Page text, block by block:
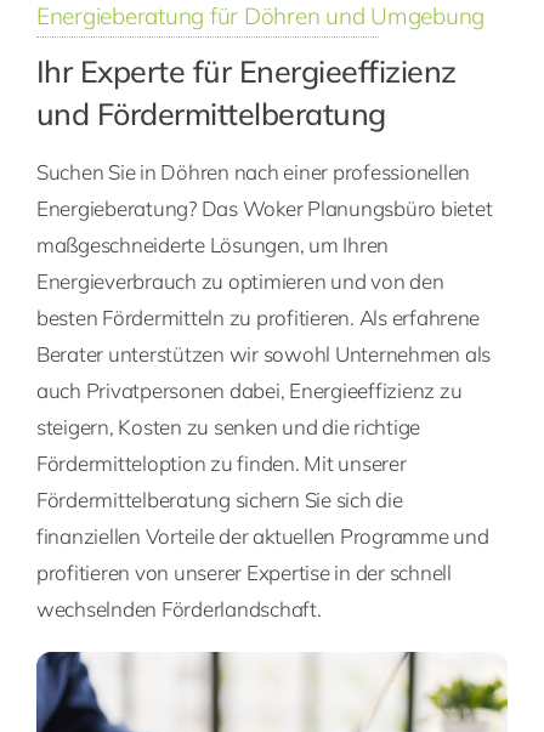
Energieberatung für Döhren und Umgebung
Ihr Experte für Energieeffizienz
und Fördermittelberatung
Suchen Sie in Döhren nach einer professionellen
Energieberatung? Das Woker Planungsbüro bietet
maßgeschneiderte Lösungen, um Ihren
Energieverbrauch zu optimieren und von den
besten Fördermitteln zu profitieren. Als erfahrene
Berater unterstützen wir sowohl Unternehmen als
auch Privatpersonen dabei, Energieeffizienz zu
steigern, Kosten zu senken und die richtige
Fördermitteloption zu finden. Mit unserer
Fördermittelberatung sichern Sie sich die
finanziellen Vorteile der aktuellen Programme und
profitieren von unserer Expertise in der schnell
wechselnden Förderlandschaft.